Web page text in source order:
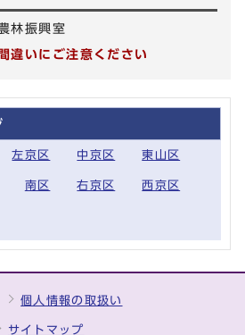
林振興室
違いにご注意ください
左京区 中京区 東山区
南区 右京区 西京区
個人情報の取扱い
サイトマップ